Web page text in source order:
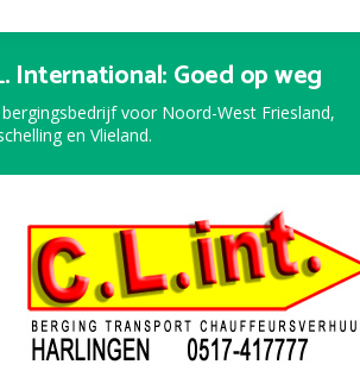
Expert Harlingen
Bekijk de nieuwe folder met de beste